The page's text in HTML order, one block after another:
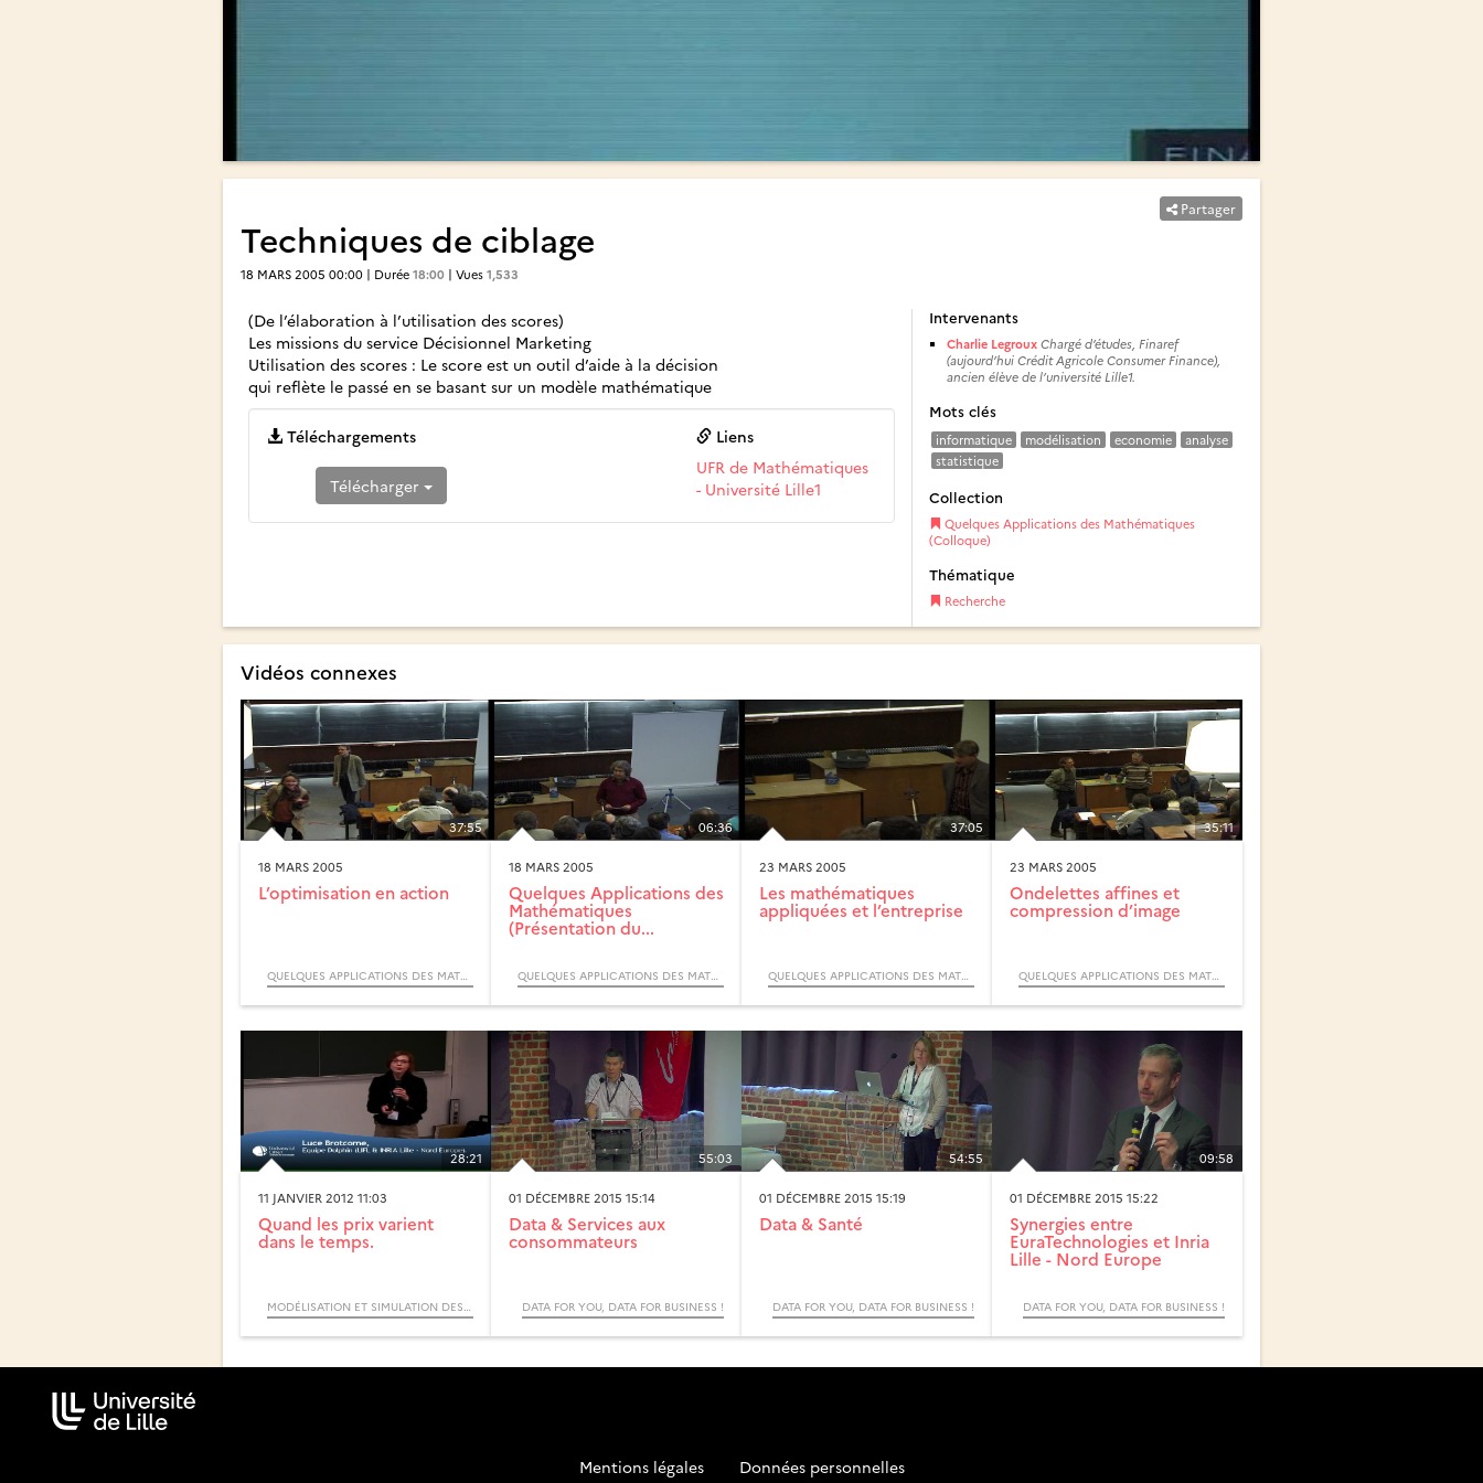
Partager
Techniques de ciblage
18 MARS 2005 00:00 | Durée 18:00 | Vues 1,533
(De l’élaboration à l’utilisation des scores)
Les missions du service Décisionnel Marketing
Utilisation des scores : Le score est un outil d’aide à la décision
qui reflète le passé en se basant sur un modèle mathématique
Téléchargements
Télécharger
Liens
UFR de Mathématiques
- Université Lille1
Intervenants
Charlie Legroux Chargé d’études, Finaref
(aujourd’hui Crédit Agricole Consumer Finance),
ancien élève de l’université Lille1.
Mots clés
informatique modélisation economie
analyse
statistique
Collection
Quelques Applications des Mathématiques
(Colloque)
Thématique
Recherche
Vidéos connexes
37:55
18 MARS 2005
L’optimisation en action
QUELQUES APPLICATIONS DES MATHÉMATIQUES (COLLOQUE)
06:36
18 MARS 2005
Quelques Applications des
Mathématiques
(Présentation du...
QUELQUES APPLICATIONS DES MATHÉMATIQUES (COLLOQUE)
37:05
23 MARS 2005
Les mathématiques
appliquées et l’entreprise
QUELQUES APPLICATIONS DES MATHÉMATIQUES (COLLOQUE)
35:11
23 MARS 2005
Ondelettes affines et
compression d’image
QUELQUES APPLICATIONS DES MATHÉMATIQUES (COLLOQUE)
28:21
11 JANVIER 2012 11:03
Quand les prix varient
dans le temps.
MODÉLISATION ET SIMULATION DES SYSTÈMES COMPLEXES
55:03
01 DÉCEMBRE 2015 15:14
Data & Services aux
consommateurs
DATA FOR YOU, DATA FOR BUSINESS !
54:55
01 DÉCEMBRE 2015 15:19
Data & Santé
DATA FOR YOU, DATA FOR BUSINESS !
09:58
01 DÉCEMBRE 2015 15:22
Synergies entre
EuraTechnologies et Inria
Lille - Nord Europe
DATA FOR YOU, DATA FOR BUSINESS !
Mentions légales Données personnelles